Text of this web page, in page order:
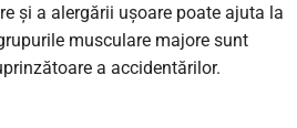
și a alergării ușoare poate ajuta la
musculare majore sunt
a accidentărilor.